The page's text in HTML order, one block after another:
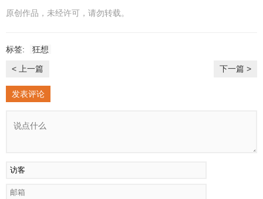
原创作品，未经许可，请勿转载。
标签: 狂想
< 上一篇 下一篇 >
发表评论